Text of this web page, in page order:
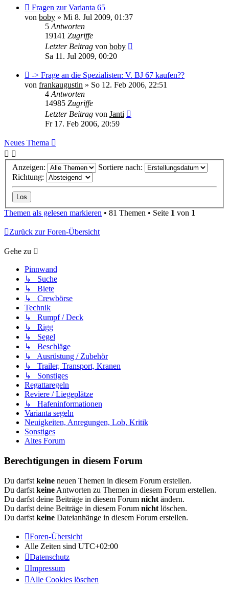
Fragen zur Varianta 65
von boby » Mi 8. Jul 2009, 01:37
5 Antworten
19141 Zugriffe
Letzter Beitrag von boby
Sa 11. Jul 2009, 00:20
-> Frage an die Spezialisten: V. BJ 67 kaufen??
von frankaugustin » So 12. Feb 2006, 22:51
4 Antworten
14985 Zugriffe
Letzter Beitrag von Janti
Fr 17. Feb 2006, 20:59
Neues Thema
Anzeigen:
Sortiere nach:
Richtung:
Themen als gelesen markieren • 81 Themen • Seite 1 von 1
Zurück zur Foren-Übersicht
Gehe zu
Pinnwand
↳ Suche
↳ Biete
↳ Crewbörse
Technik
↳ Rumpf / Deck
↳ Rigg
↳ Segel
↳ Beschläge
↳ Ausrüstung / Zubehör
↳ Trailer, Transport, Kranen
↳ Sonstiges
Regattaregeln
Reviere / Liegeplätze
↳ Hafeninformationen
Varianta segeln
Neuigkeiten, Anregungen, Lob, Kritik
Sonstiges
Altes Forum
Berechtigungen in diesem Forum
Du darfst keine neuen Themen in diesem Forum erstellen.
Du darfst keine Antworten zu Themen in diesem Forum erstellen.
Du darfst deine Beiträge in diesem Forum nicht ändern.
Du darfst deine Beiträge in diesem Forum nicht löschen.
Du darfst keine Dateianhänge in diesem Forum erstellen.
Foren-Übersicht
Alle Zeiten sind UTC+02:00
Datenschutz
Impressum
Alle Cookies löschen